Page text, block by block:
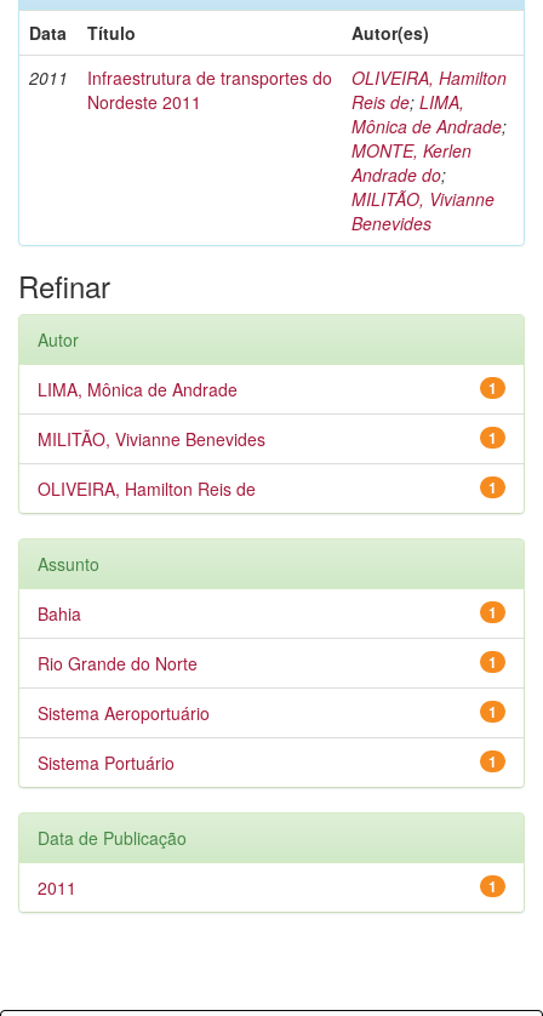
Data
Título
Autor(es)
2011
Infraestrutura de transportes do
Nordeste 2011
OLIVEIRA, Hamilton
Reis de; LIMA,
Mônica de Andrade;
MONTE, Kerlen
Andrade do;
MILITÃO, Vivianne
Benevides
Refinar
Autor
1
LIMA, Mônica de Andrade
1
MILITÃO, Vivianne Benevides
1
OLIVEIRA, Hamilton Reis de
Assunto
1
Bahia
1
Rio Grande do Norte
1
Sistema Aeroportuário
1
Sistema Portuário
Data de Publicação
1
2011